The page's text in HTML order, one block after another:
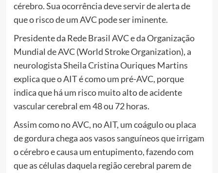
cérebro. Sua ocorrência deve servir de alerta de
que o risco de um AVC pode ser iminente.
Presidente da Rede Brasil AVC e da Organização
Mundial de AVC (World Stroke Organization), a
neurologista Sheila Cristina Ouriques Martins
explica que o AIT é como um pré-AVC, porque
indica que há um risco muito alto de acidente
vascular cerebral em 48 ou 72 horas.
Assim como no AVC, no AIT, um coágulo ou placa
de gordura chega aos vasos sanguíneos que irrigam
o cérebro e causa um entupimento, fazendo com
que as células daquela região cerebral parem de